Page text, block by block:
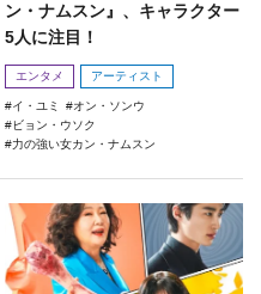
ン・ナムスン』、キャラクター
5人に注目！
エンタメ アーティスト
イ・ユミ
オン・ソンウ
ビョン・ウソク
力の強い女カン・ナムスン